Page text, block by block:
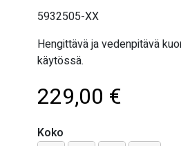
5932505-XX
Hengittävä ja vedenpitävä
käytössä.
229,00 €
Koko